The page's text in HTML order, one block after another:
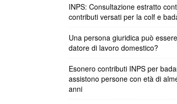
INPS: Consultazione estratto
contributi versati per la colf e
Una persona giuridica può
datore di lavoro domestico?
Esonero contributi INPS per
assistono persone con età di
anni